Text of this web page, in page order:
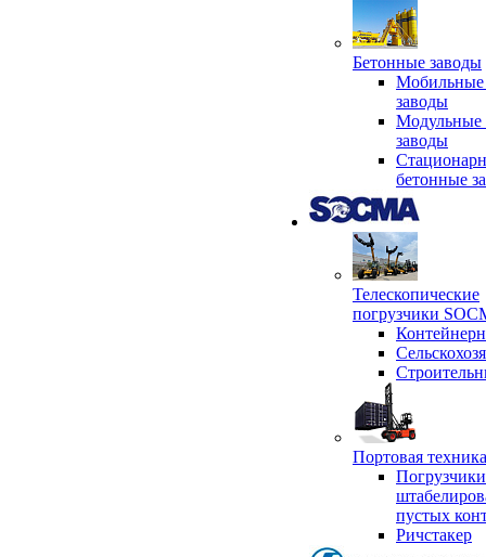
Бетонные заводы
Мобильные
заводы
Модульные
заводы
бетонные
Телескопические
погрузчики
Портовая
пустых
Ричстакер